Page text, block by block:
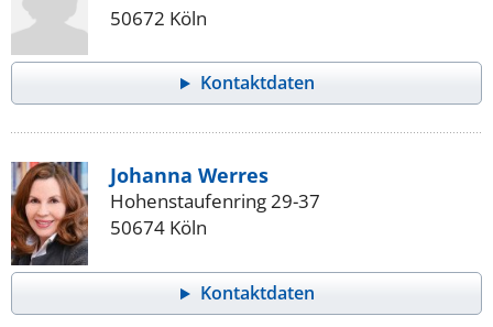
50672 Köln
Kontaktdaten
Johanna Werres
Hohenstaufenring 29-37
50674 Köln
Kontaktdaten